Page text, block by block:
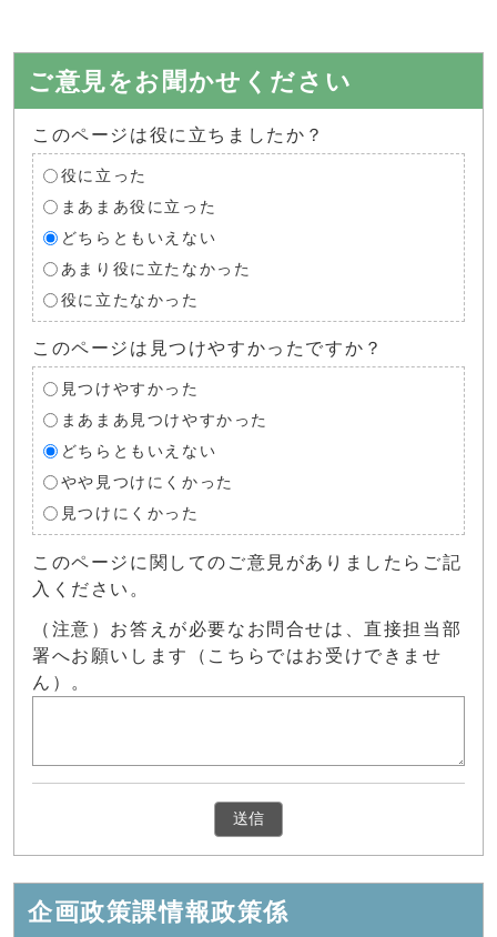
ご意見をお聞かせください
このページは役に立ちましたか？
役に立った
まあまあ役に立った
どちらともいえない
あまり役に立たなかった
役に立たなかった
このページは見つけやすかったですか？
見つけやすかった
まあまあ見つけやすかった
どちらともいえない
やや見つけにくかった
見つけにくかった
このページに関してのご意見がありましたらご記
入ください。
（注意）お答えが必要なお問合せは、直接担当部
署へお願いします（こちらではお受けできませ
ん）。
企画政策課情報政策係